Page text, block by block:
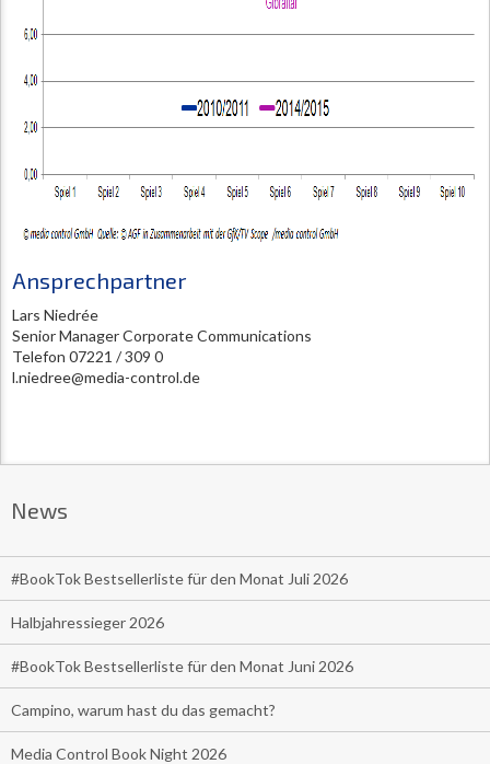
Ansprechpartner
Lars Niedrée
Senior Manager Corporate Communications
Telefon 07221 / 309 0
l.niedree@media-control.de
News
#BookTok Bestsellerliste für den Monat Juli 2026
Halbjahressieger 2026
#BookTok Bestsellerliste für den Monat Juni 2026
Campino, warum hast du das gemacht?
Media Control Book Night 2026